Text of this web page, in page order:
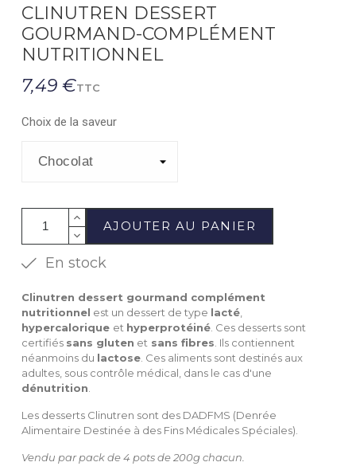
CLINUTREN DESSERT
GOURMAND-COMPLÉMENT
NUTRITIONNEL
7,49 €TTC
Choix de la saveur
AJOUTER AU PANIER
En stock
Clinutren dessert gourmand complément
nutritionnel est un dessert de type lacté,
hypercalorique et hyperprotéiné. Ces desserts sont
certifiés sans gluten et sans fibres . Ils contiennent
néanmoins du lactose. Ces aliments sont destinés aux
adultes, sous contrôle médical, dans le cas d'une
dénutrition
Les desserts Clinutren sont des DADFMS (Denrée
Alimentaire Destinée à des Fins Médicales Spéciales).
Vendu par pack de 4 pots de 200g chacun.